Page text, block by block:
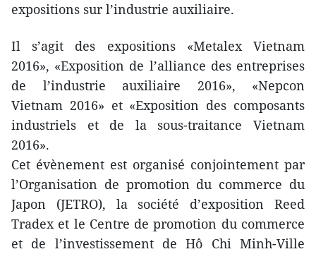
expositions sur l’industrie auxiliaire.
Il s’agit des expositions «Metalex Vietnam
2016», «Exposition de l’alliance des entreprises
de l’industrie auxiliaire 2016», «Nepcon
Vietnam 2016» et «Exposition des composants
industriels et de la sous-traitance Vietnam
2016».
Cet évènement est organisé conjointement par
l’Organisation de promotion du commerce du
Japon (JETRO), la société d’exposition Reed
Tradex et le Centre de promotion du commerce
et de l’investissement de Hô Chi Minh-Ville